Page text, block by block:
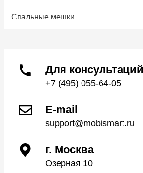
Спальные мешки
Для консультаций
+7 (495) 055-64-05
E-mail
support@mobismart.ru
г. Москва
Озерная 10